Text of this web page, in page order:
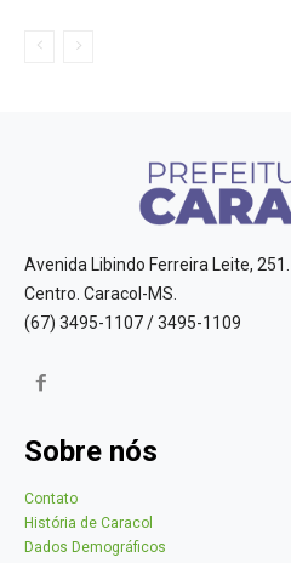
Avenida Libindo Ferreira Leite, 251.
Centro. Caracol-MS.
(67) 3495-1107 / 3495-1109
Sobre nós
Contato
História de Caracol
Dados Demográficos